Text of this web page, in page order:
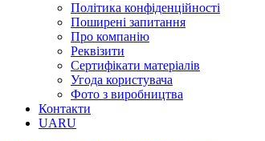
Політика конфіденційності
Поширені запитання
Про компанію
Реквізити
Сертифікати матеріалів
Угода користувача
Фото з виробництва
Контакти
UARU